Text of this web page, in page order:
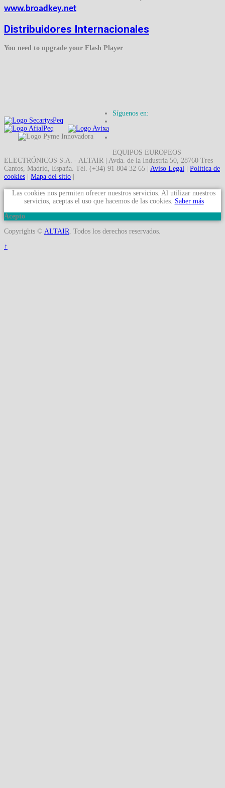
www.broadkey.net
Distribuidores Internacionales
You need to upgrade your Flash Player
Síguenos en:
EQUIPOS EUROPEOS
ELECTRÓNICOS S.A. - ALTAIR | Avda. de la Industria 50, 28760 Tres
Cantos, Madrid, España. Tél. (+34) 91 804 32 65 | Aviso Legal | Política de
cookies | Mapa del sitio |
Las cookies nos permiten ofrecer nuestros servicios. Al utilizar nuestros
servicios, aceptas el uso que hacemos de las cookies. Saber más
Acepto
Copyrights © ALTAIR. Todos los derechos reservados.
↑